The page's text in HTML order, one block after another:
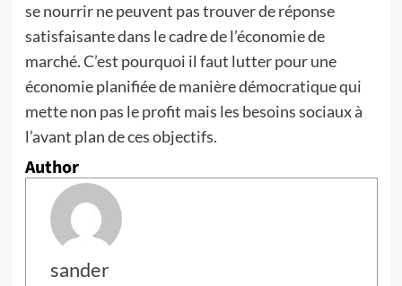
se nourrir ne peuvent pas trouver de réponse
satisfaisante dans le cadre de l’économie de
marché. C’est pourquoi il faut lutter pour une
économie planifiée de manière démocratique qui
mette non pas le profit mais les besoins sociaux à
l’avant plan de ces objectifs.
Author
sander